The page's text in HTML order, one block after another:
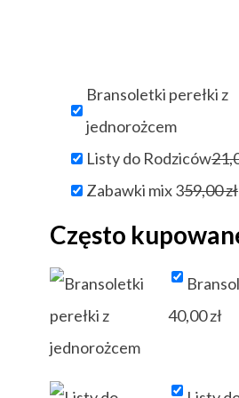
Bransoletki perełki z
jednorożcem
Listy do Rodziców
Zabawki mix 359,00zł
Często
40,00zł